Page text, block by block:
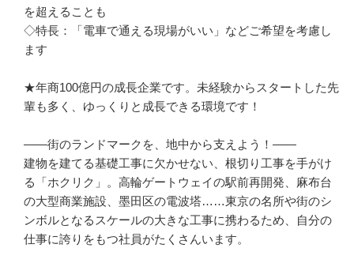
を超えることも
◇特長：「電車で通える現場がいい」などご希望を考慮し
ます
★年商100億円の成長企業です。未経験からスタートした先
輩も多く、ゆっくりと成長できる環境です！
――街のランドマークを、地中から支えよう！――
建物を建てる基礎工事に欠かせない、根切り工事を手がけ
る「ホクリク」。高輪ゲートウェイの駅前再開発、麻布台
の大型商業施設、墨田区の電波塔……東京の名所や街のシ
ンボルとなるスケールの大きな工事に携わるため、自分の
仕事に誇りをもつ社員がたくさんいます。